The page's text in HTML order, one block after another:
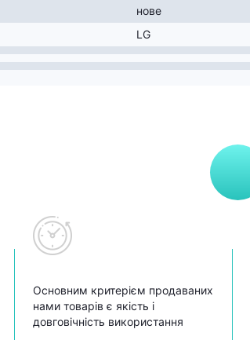
нове
LG
Основним критерієм продаваних
нами товарів є якість і
довговічність використання